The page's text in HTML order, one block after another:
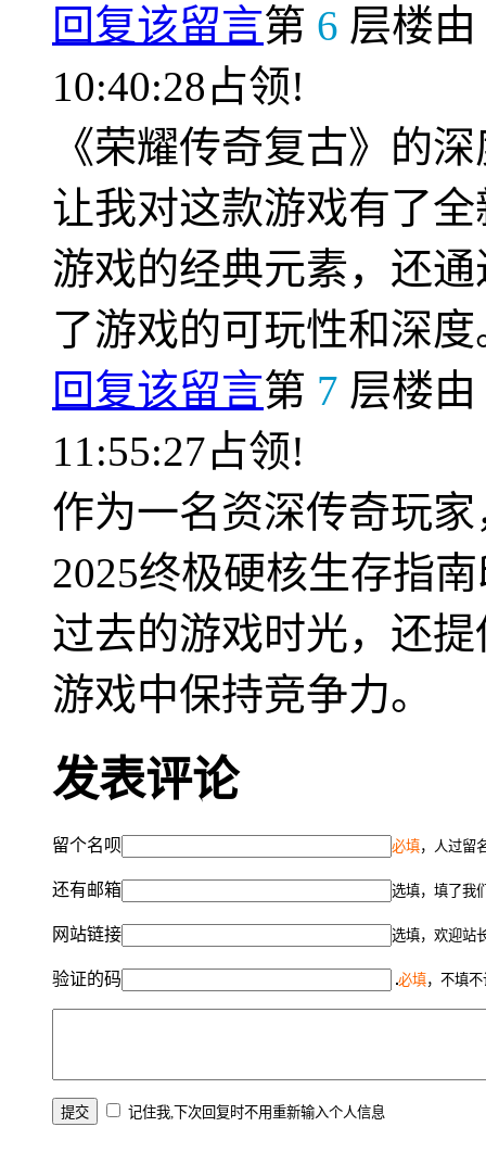
回复该留言第 6 层楼由
10:40:28占领!
《荣耀传奇复古》的
让我对这款游戏有了
游戏的经典元素，还
了游戏的可玩性和深度
回复该留言第 7 层楼由
11:55:27占领!
作为一名资深传奇玩
2025终极硬核生存指
过去的游戏时光，还
游戏中保持竞争力。
发表评论
留个名呗 必填，人过留
还有邮箱 选填，填了我
网站链接 选填，欢迎站
验证的码 必填，不填
记住我,下次回复时不用重新输入个人信息